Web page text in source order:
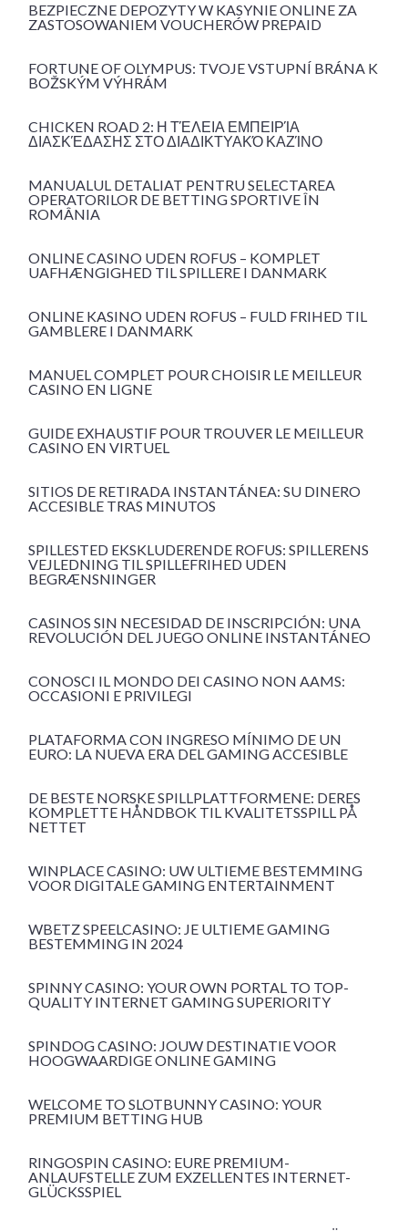
BEZPIECZNE DEPOZYTY W KASYNIE ONLINE ZA
ZASTOSOWANIEM VOUCHERÓW PREPAID
FORTUNE OF OLYMPUS: TVOJE VSTUPNÍ BRÁNA K
BOŽSKÝM VÝHRÁM
CHICKEN ROAD 2: Η ΤΈΛΕΙΑ ΕΜΠΕΙΡΊΑ
ΔΙΑΣΚΈΔΑΣΗΣ ΣΤΟ ΔΙΑΔΙΚΤΥΑΚΌ ΚΑΖΊΝΟ
MANUALUL DETALIAT PENTRU SELECTAREA
OPERATORILOR DE BETTING SPORTIVE ÎN
ROMÂNIA
ONLINE CASINO UDEN ROFUS – KOMPLET
UAFHÆNGIGHED TIL SPILLERE I DANMARK
ONLINE KASINO UDEN ROFUS – FULD FRIHED TIL
GAMBLERE I DANMARK
MANUEL COMPLET POUR CHOISIR LE MEILLEUR
CASINO EN LIGNE
GUIDE EXHAUSTIF POUR TROUVER LE MEILLEUR
CASINO EN VIRTUEL
SITIOS DE RETIRADA INSTANTÁNEA: SU DINERO
ACCESIBLE TRAS MINUTOS
SPILLESTED EKSKLUDERENDE ROFUS: SPILLERENS
VEJLEDNING TIL SPILLEFRIHED UDEN
BEGRÆNSNINGER
CASINOS SIN NECESIDAD DE INSCRIPCIÓN: UNA
REVOLUCIÓN DEL JUEGO ONLINE INSTANTÁNEO
CONOSCI IL MONDO DEI CASINO NON AAMS:
OCCASIONI E PRIVILEGI
PLATAFORMA CON INGRESO MÍNIMO DE UN
EURO: LA NUEVA ERA DEL GAMING ACCESIBLE
DE BESTE NORSKE SPILLPLATTFORMENE: DERES
KOMPLETTE HÅNDBOK TIL KVALITETSSPILL PÅ
NETTET
WINPLACE CASINO: UW ULTIEME BESTEMMING
VOOR DIGITALE GAMING ENTERTAINMENT
WBETZ SPEELCASINO: JE ULTIEME GAMING
BESTEMMING IN 2024
SPINNY CASINO: YOUR OWN PORTAL TO TOP-
QUALITY INTERNET GAMING SUPERIORITY
SPINDOG CASINO: JOUW DESTINATIE VOOR
HOOGWAARDIGE ONLINE GAMING
WELCOME TO SLOTBUNNY CASINO: YOUR
PREMIUM BETTING HUB
RINGOSPIN CASINO: EURE PREMIUM-
ANLAUFSTELLE ZUM EXZELLENTES INTERNET-
GLÜCKSSPIEL